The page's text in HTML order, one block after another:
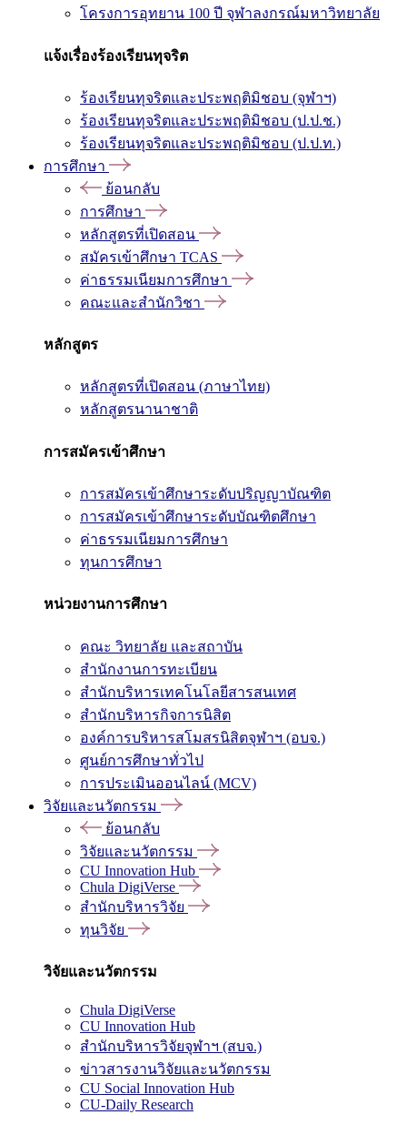
โครงการอุทยาน 100 ปี จุฬาลงกรณ์มหาวิทยาลัย
แจ้งเรื่องร้องเรียนทุจริต
ร้องเรียนทุจริตและประพฤติมิชอบ (จุฬาฯ)
ร้องเรียนทุจริตและประพฤติมิชอบ (ป.ป.ช.)
ร้องเรียนทุจริตและประพฤติมิชอบ (ป.ป.ท.)
การศึกษา
ย้อนกลับ
การศึกษา
หลักสูตรที่เปิดสอน
สมัครเข้าศึกษา TCAS
ค่าธรรมเนียมการศึกษา
คณะและสำนักวิชา
หลักสูตร
หลักสูตรที่เปิดสอน (ภาษาไทย)
หลักสูตรนานาชาติ
การสมัครเข้าศึกษา
การสมัครเข้าศึกษาระดับปริญญาบัณฑิต
การสมัครเข้าศึกษาระดับบัณฑิตศึกษา
ค่าธรรมเนียมการศึกษา
ทุนการศึกษา
หน่วยงานการศึกษา
คณะ วิทยาลัย และสถาบัน
สำนักงานการทะเบียน
สำนักบริหารเทคโนโลยีสารสนเทศ
สำนักบริหารกิจการนิสิต
องค์การบริหารสโมสรนิสิตจุฬาฯ (อบจ.)
ศูนย์การศึกษาทั่วไป
การประเมินออนไลน์ (MCV)
วิจัยและนวัตกรรม
ย้อนกลับ
วิจัยและนวัตกรรม
CU Innovation Hub
Chula DigiVerse
สำนักบริหารวิจัย
ทุนวิจัย
วิจัยและนวัตกรรม
Chula DigiVerse
CU Innovation Hub
สำนักบริหารวิจัยจุฬาฯ (สบจ.)
ข่าวสารงานวิจัยและนวัตกรรม
CU Social Innovation Hub
CU-Daily Research